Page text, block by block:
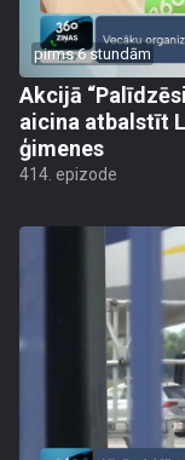
pirms 6 stundām
Akcijā
aicina atbalstīt
ģimenes
414. epizode